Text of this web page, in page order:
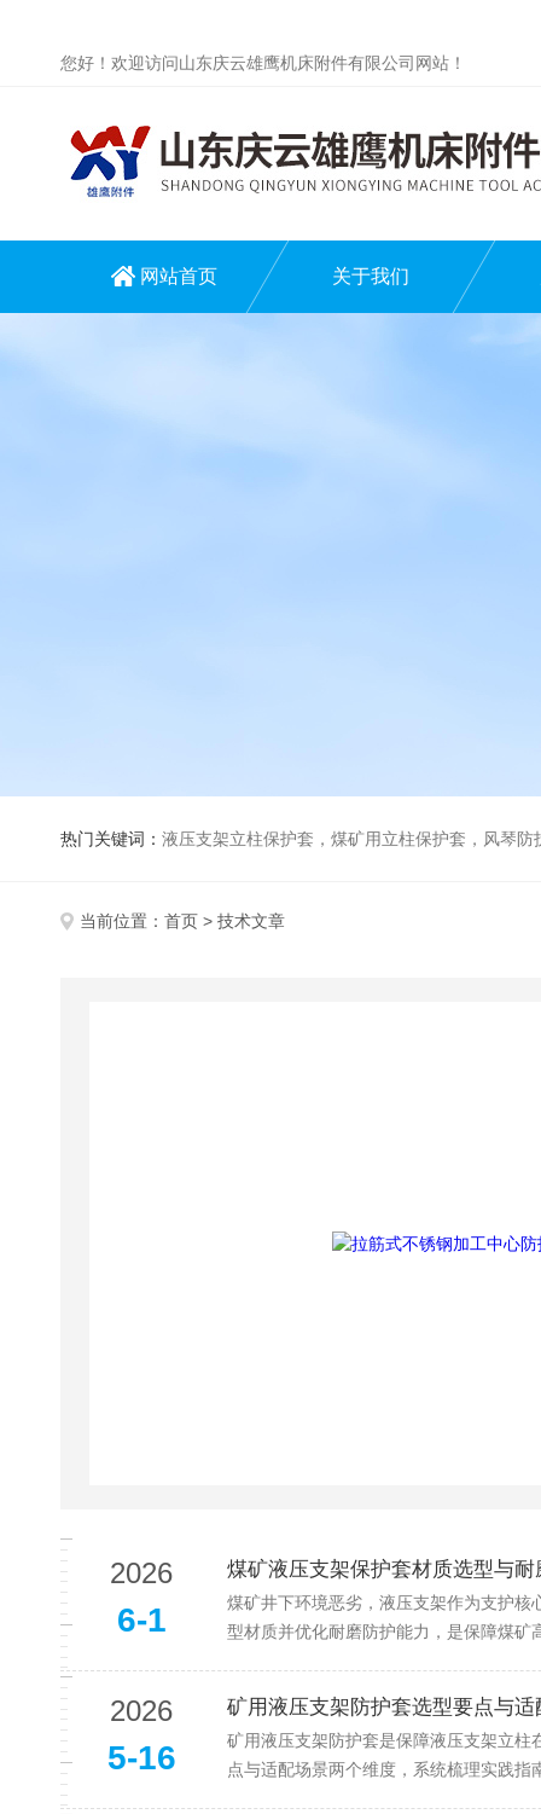
您好！欢迎访问山东庆云雄鹰机床附件有限公司网站！
网站首页 关于我们
热门关键词： 液压支架立柱保护套，煤矿用立柱保护套，风琴
当前位置： 首页 > 技术文章
2026
6-1
煤矿液压支架保护套材质选型与
煤矿井下环境恶劣，液压支架作为支护
型材质并优化耐磨防护能力，是保障煤
2026
5-16
矿用液压支架防护套选型要点与适
矿用液压支架防护套是保障液压支架立
点与适配场景两个维度，系统梳理实践